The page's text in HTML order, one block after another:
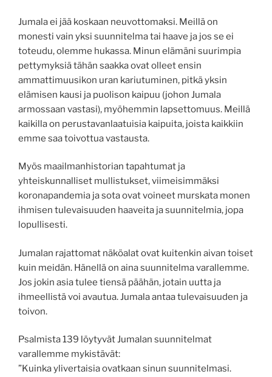
Jumala ei jää koskaan neuvottomaksi. Meillä on
monesti vain yksi suunnitelma tai haave ja jos se ei
toteudu, olemme hukassa. Minun elämäni suurimpia
pettymyksiä tähän saakka ovat olleet ensin
ammattimuusikon uran kariutuminen, pitkä yksin
elämisen kausi ja puolison kaipuu (johon Jumala
armossaan vastasi), myöhemmin lapsettomuus. Meillä
kaikilla on perustavanlaatuisia kaipuita, joista kaikkiin
emme saa toivottua vastausta.
Myös maailmanhistorian tapahtumat ja
yhteiskunnalliset mullistukset, viimeisimmäksi
koronapandemia ja sota ovat voineet murskata monen
ihmisen tulevaisuuden haaveita ja suunnitelmia, jopa
lopullisesti.
Jumalan rajattomat näköalat ovat kuitenkin aivan toiset
kuin meidän. Hänellä on aina suunnitelma varallemme.
Jos jokin asia tulee tiensä päähän, jotain uutta ja
ihmeellistä voi avautua. Jumala antaa tulevaisuuden ja
toivon.
Psalmista 139 löytyvät Jumalan suunnitelmat
varallemme mykistävät:
”Kuinka ylivertaisia ovatkaan sinun suunnitelmasi.